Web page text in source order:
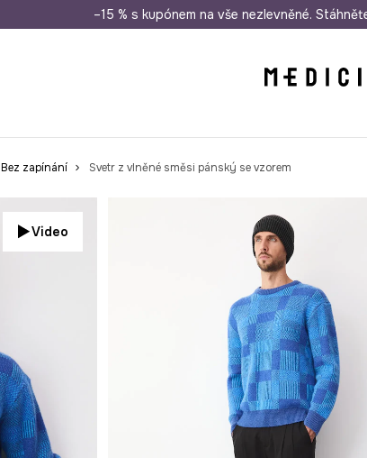
Doprava zdarma při nákupu nad 1 200 Kč
–15 % s kupónem na vše nezlevněné.
Bez zapínání Svetr z vlněné směsi pánský se vzorem
Video